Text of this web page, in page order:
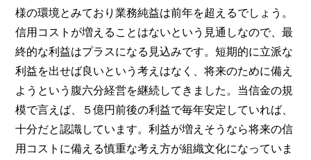
様の環境とみており業務純益は前年を超えるでしょう。
信用コストが増えることはないという見通しなので、最
終的な利益はプラスになる見込みです。短期的に立派な
利益を出せば良いという考えはなく、将来のために備え
ようという腹六分経営を継続してきました。当信金の規
模で言えば、５億円前後の利益で毎年安定していれば、
十分だと認識しています。利益が増えそうなら将来の信
用コストに備える慎重な考え方が組織文化になっていま